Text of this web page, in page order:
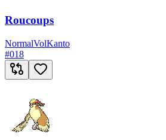
Roucoups
NormalVolKanto
#018